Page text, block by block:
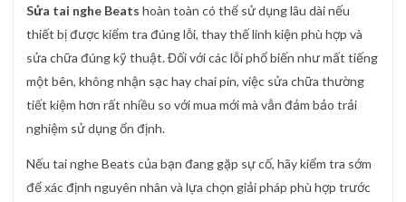
Sửa tai nghe Beats hoàn toàn có thể sử dụng lâu dài nếu
thiết bị được kiểm tra đúng lỗi, thay thế linh kiện phù hợp và
sửa chữa đúng kỹ thuật. Đối với các lỗi phổ biến như mất tiếng
một bên, không nhận sạc hay chai pin, việc sửa chữa thường
tiết kiệm hơn rất nhiều so với mua mới mà vẫn đảm bảo trải
nghiệm sử dụng ổn định.
Nếu tai nghe Beats của bạn đang gặp sự cố, hãy kiểm tra sớm
để xác định nguyên nhân và lựa chọn giải pháp phù hợp trước